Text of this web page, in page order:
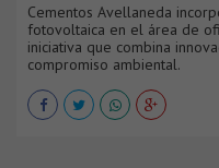
Cementos Avellaneda
fotovoltaica en el área de
iniciativa que combina
compromiso ambiental.